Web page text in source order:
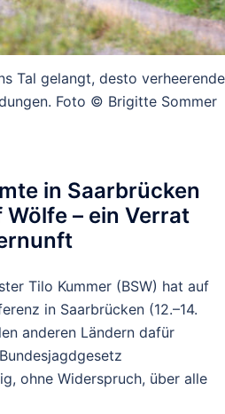
Tal gelangt, desto
Foto © Brigitte Sommer
in Saarbrücken
– ein Verrat
Tilo Kummer (BSW) hat auf
in Saarbrücken (12.–14.
anderen Ländern dafür
ohne Widerspruch, über alle